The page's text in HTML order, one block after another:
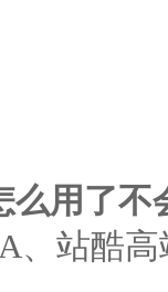
么用了
、站酷